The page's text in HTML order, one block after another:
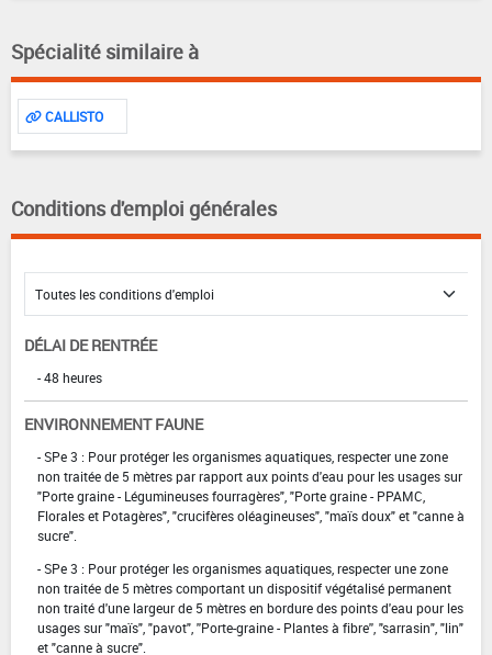
Spécialité similaire à
CALLISTO
Conditions d'emploi générales
DÉLAI DE RENTRÉE
- 48 heures
ENVIRONNEMENT FAUNE
- SPe 3 : Pour protéger les organismes aquatiques, respecter une zone
non traitée de 5 mètres par rapport aux points d'eau pour les usages sur
"Porte graine - Légumineuses fourragères", "Porte graine - PPAMC,
Florales et Potagères", "crucifères oléagineuses", "maïs doux" et "canne à
sucre".
- SPe 3 : Pour protéger les organismes aquatiques, respecter une zone
non traitée de 5 mètres comportant un dispositif végétalisé permanent
non traité d'une largeur de 5 mètres en bordure des points d'eau pour les
usages sur "maïs", "pavot", ''Porte-graine - Plantes à fibre'', "sarrasin", "lin"
et "canne à sucre".